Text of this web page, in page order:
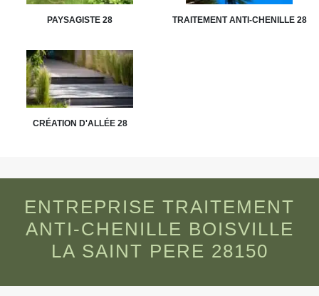
PAYSAGISTE 28 TRAITEMENT ANTI-CHENILLE 28
CRÉATION D'ALLÉE 28
ENTREPRISE TRAITEMENT
ANTI-CHENILLE BOISVILLE
LA SAINT PERE 28150